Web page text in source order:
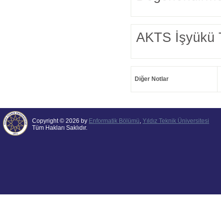
AKTS İşyükü
Diğer Notlar
Copyright © 2026 by Enformatik Bölümü, Yıldız Teknik Üniversitesi
Tüm Hakları Saklıdır.